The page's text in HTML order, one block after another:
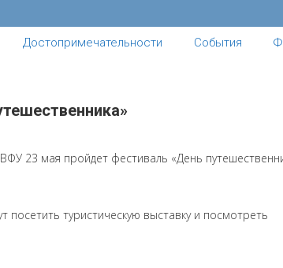
Достопримечательности События
23 мая пройдет фестиваль «День
туристическую выставку и посмотреть